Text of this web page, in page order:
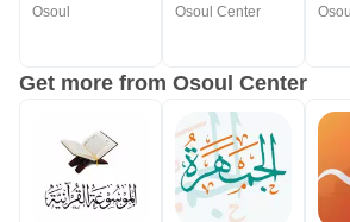
Osoul Osoul Center
Get more from Osoul Center